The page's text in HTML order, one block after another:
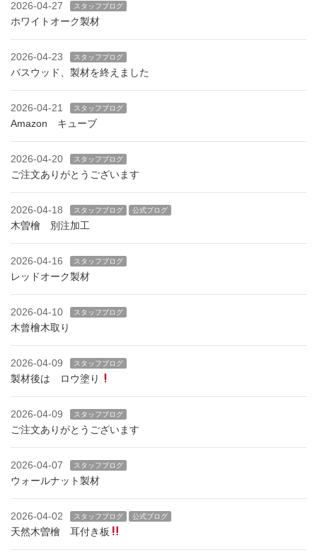
2026-04-27 スタッフブログ
ホワイトオーク製材
2026-04-23 スタッフブログ
バスウッド、製材を終えました
2026-04-21 スタッフブログ
Amazon キューブ
2026-04-20 スタッフブログ
ご注文ありがとうございます
2026-04-18 スタッフブログ 公式ブログ
木曽檜 別注加工
2026-04-16 スタッフブログ
レッドオーク製材
2026-04-10 スタッフブログ
木曾檜木取り
2026-04-09 スタッフブログ
製材後は ロウ塗り
2026-04-09 スタッフブログ
ご注文ありがとうございます
2026-04-07 スタッフブログ
ウォールナット製材
2026-04-02 スタッフブログ 公式ブログ
天然木曽檜 耳付き板